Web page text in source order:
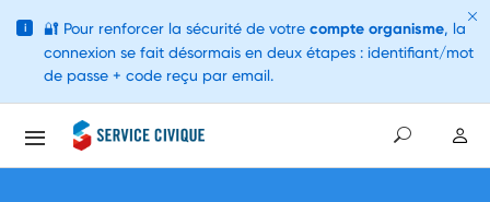
i 🔐 Pour renforcer la sécurité de votre compte organisme, la
connexion se fait désormais en deux étapes : identifiant/mot
de passe + code reçu par email.